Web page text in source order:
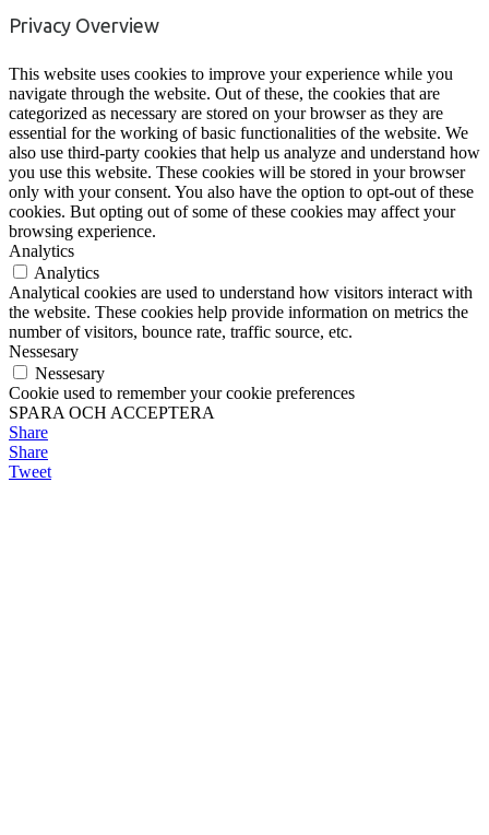
Privacy Overview
This website uses cookies to improve your experience while you
navigate through the website. Out of these, the cookies that are
categorized as necessary are stored on your browser as they are
essential for the working of basic functionalities of the website. We
also use third-party cookies that help us analyze and understand how
you use this website. These cookies will be stored in your browser
only with your consent. You also have the option to opt-out of these
cookies. But opting out of some of these cookies may affect your
browsing experience.
Analytics
Analytics
Analytical cookies are used to understand how visitors interact with
the website. These cookies help provide information on metrics the
number of visitors, bounce rate, traffic source, etc.
Nessesary
Nessesary
Cookie used to remember your cookie preferences
SPARA OCH ACCEPTERA
Share
Share
Tweet